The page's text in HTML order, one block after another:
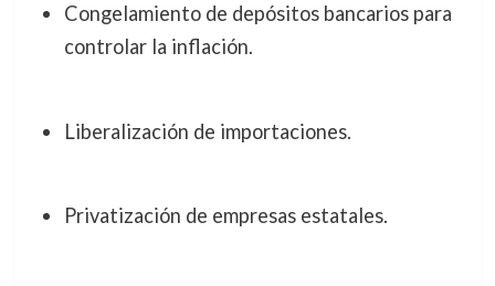
Congelamiento de depósitos bancarios para
controlar la inflación.
Liberalización de importaciones.
Privatización de empresas estatales.